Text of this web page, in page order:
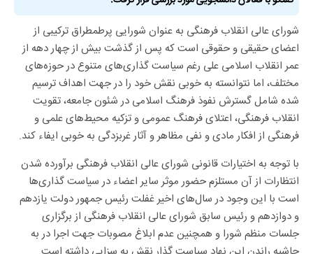
شورای عالی انقلاب فرهنگی به عنوان شورایی پرطمطراق ترکیبی از
اعضای حقیقی و حقوقی است که پس از گذشت بیش از چهار دهه از
عمر انقلاب اسلامی علی رغم سیاست گذاری‌های متنوع در حوزه‌های
مختلف، اما نتوانسته به خوبی نقش خود را در جهت اهداف ترسیم
شده شامل گسترش نفوذ فرهنگ اسلامی در شئون جامعه، تقویت
انقلاب فرهنگی، اعتلای فرهنگ عمومی و تزکیه محیط‌های علمی و
فرهنگی از افکار مادی و نفی مظاهر و آثار غربزدگی به خوبی ایفاء کند.
با توجه به اختیارات قانونی شورای عالی انقلاب فرهنگی برآورده شدن
انتظارات از آن مستلزم حضور موثر سایر اعضاء در سیاست گذاری‌ها
است با این وجود در سال‌های اخیر غفلت رئیس جمهور دولت یازدهم
و دوازدهم و رئیس سابق شورای عالی انقلاب فرهنگی از برگزاری
جلسات منظم شورا و همچنین عدم ابلاغ مصوبات جهت اجرا در به
حاشیه راندن این نهاد سیاست گذار نقش به سزایی داشته است.